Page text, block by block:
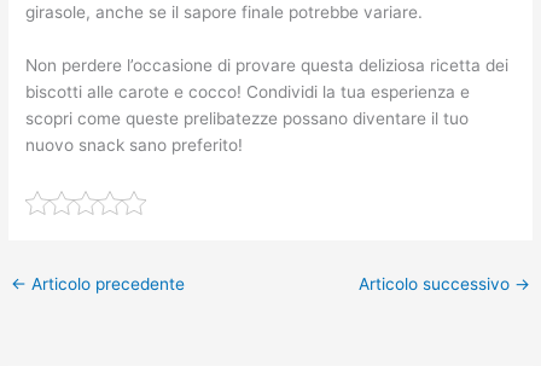
girasole, anche se il sapore finale potrebbe variare.
Non perdere l’occasione di provare questa deliziosa ricetta dei
biscotti alle carote e cocco! Condividi la tua esperienza e
scopri come queste prelibatezze possano diventare il tuo
nuovo snack sano preferito!
← Articolo precedente Articolo successivo →